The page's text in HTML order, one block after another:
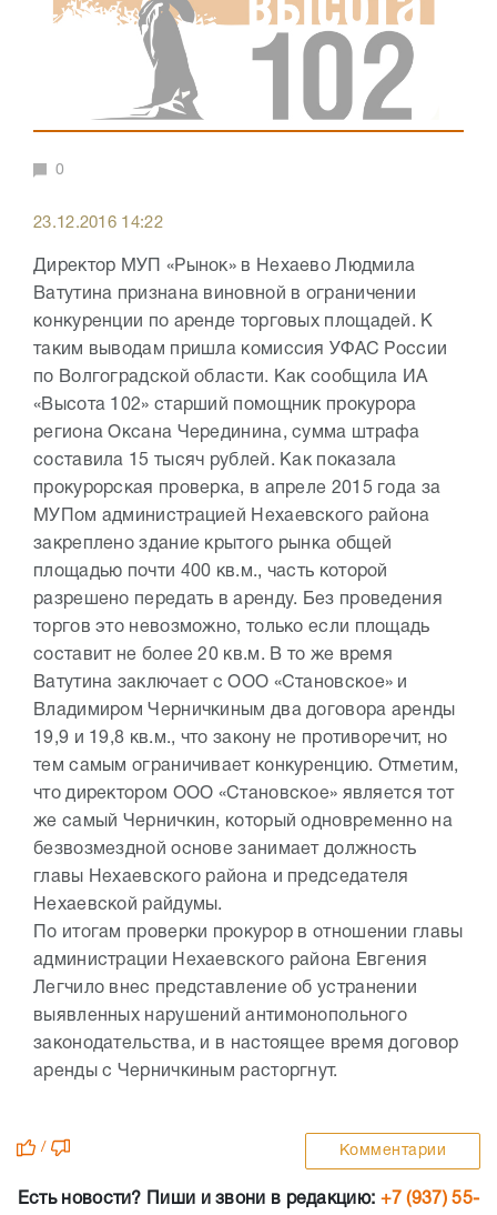
0
23.12.2016 14:22
Директор МУП «Рынок» в Нехаево Людмила
Ватутина признана виновной в ограничении
конкуренции по аренде торговых площадей. К
таким выводам пришла комиссия УФАС России
по Волгоградской области. Как сообщила ИА
«Высота 102» старший помощник прокурора
региона Оксана Черединина, сумма штрафа
составила 15 тысяч рублей. Как показала
прокурорская проверка, в апреле 2015 года за
МУПом администрацией Нехаевского района
закреплено здание крытого рынка общей
площадью почти 400 кв.м., часть которой
разрешено передать в аренду. Без проведения
торгов это невозможно, только если площадь
составит не более 20 кв.м. В то же время
Ватутина заключает с ООО «Становское» и
Владимиром Черничкиным два договора аренды
19,9 и 19,8 кв.м., что закону не противоречит, но
тем самым ограничивает конкуренцию. Отметим,
что директором ООО «Становское» является тот
же самый Черничкин, который одновременно на
безвозмездной основе занимает должность
главы Нехаевского района и председателя
Нехаевской райдумы.
По итогам проверки прокурор в отношении главы
администрации Нехаевского района Евгения
Легчило внес представление об устранении
выявленных нарушений антимонопольного
законодательства, и в настоящее время договор
аренды с Черничкиным расторгнут.
/ Комментарии
Есть новости? Пиши и звони в редакцию: +7 (937) 55-